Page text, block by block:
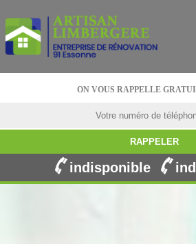
ON VOUS RAPPELLE
indisponible